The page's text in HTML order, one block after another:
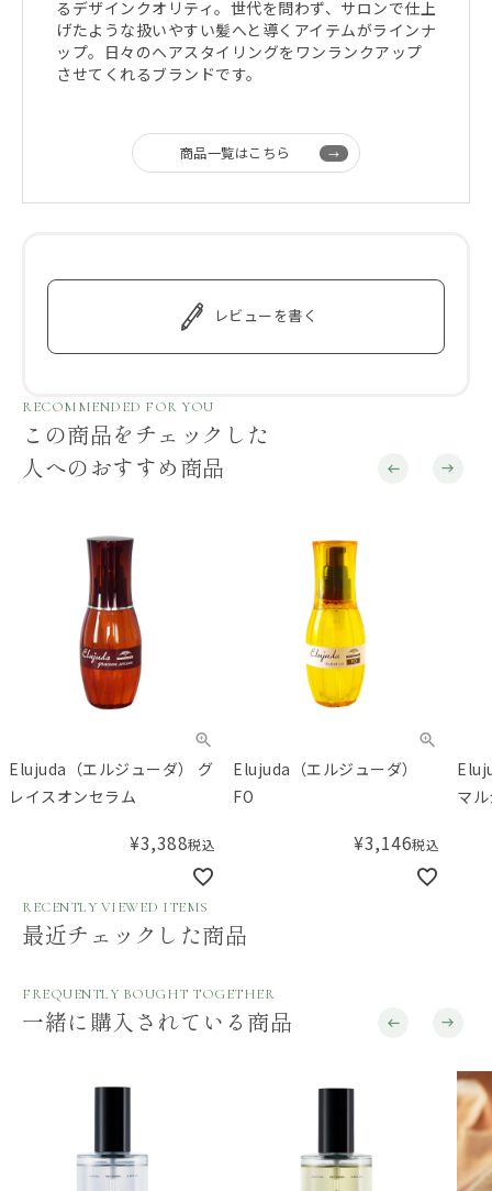
るデザインクオリティ。世代を問わず、サロンで仕上
げたような扱いやすい髪へと導くアイテムがラインナ
ップ。日々のヘアスタイリングをワンランクアップ
させてくれるブランドです。
商品一覧はこちら
レビューを書く
RECOMMENDED FOR YOU
この商品をチェックした
人へのおすすめ商品
Elujuda（エルジューダ） グ
レイスオンセラム
¥3,388税込
Elujuda（エルジューダ）
FO
¥3,146税込
マ
RECENTLY VIEWED ITEMS
最近チェックした商品
FREQUENTLY BOUGHT TOGETHER
一緒に購入されている商品